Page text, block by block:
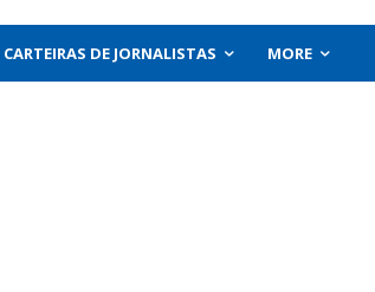
CARTEIRAS DE JORNALISTAS MORE